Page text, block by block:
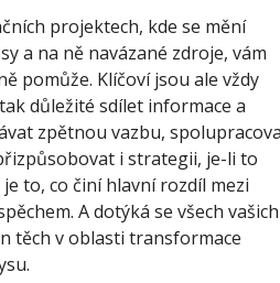
projektech, kde se mění
a na ně navázané zdroje, vám
pomůže. Klíčoví jsou ale vždy
důležité sdílet informace a
zpětnou vazbu,
i strategii, je-li to
to, co činí hlavní rozdíl mezi
A dotýká se všech vašich
těch v oblasti transformace